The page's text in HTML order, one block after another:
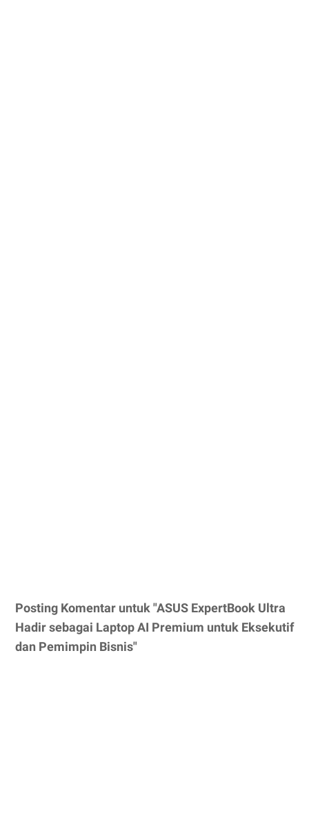
Posting Komentar untuk "ASUS ExpertBook Ultra
Hadir sebagai Laptop AI Premium untuk Eksekutif
dan Pemimpin Bisnis"